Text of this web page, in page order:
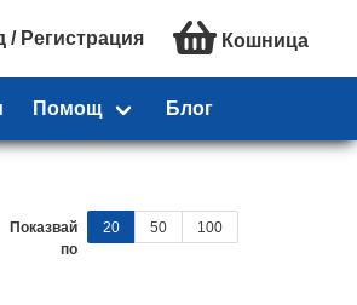
/ Регистрация Кошница
Помощ Блог
Показвай
по
20 50 100